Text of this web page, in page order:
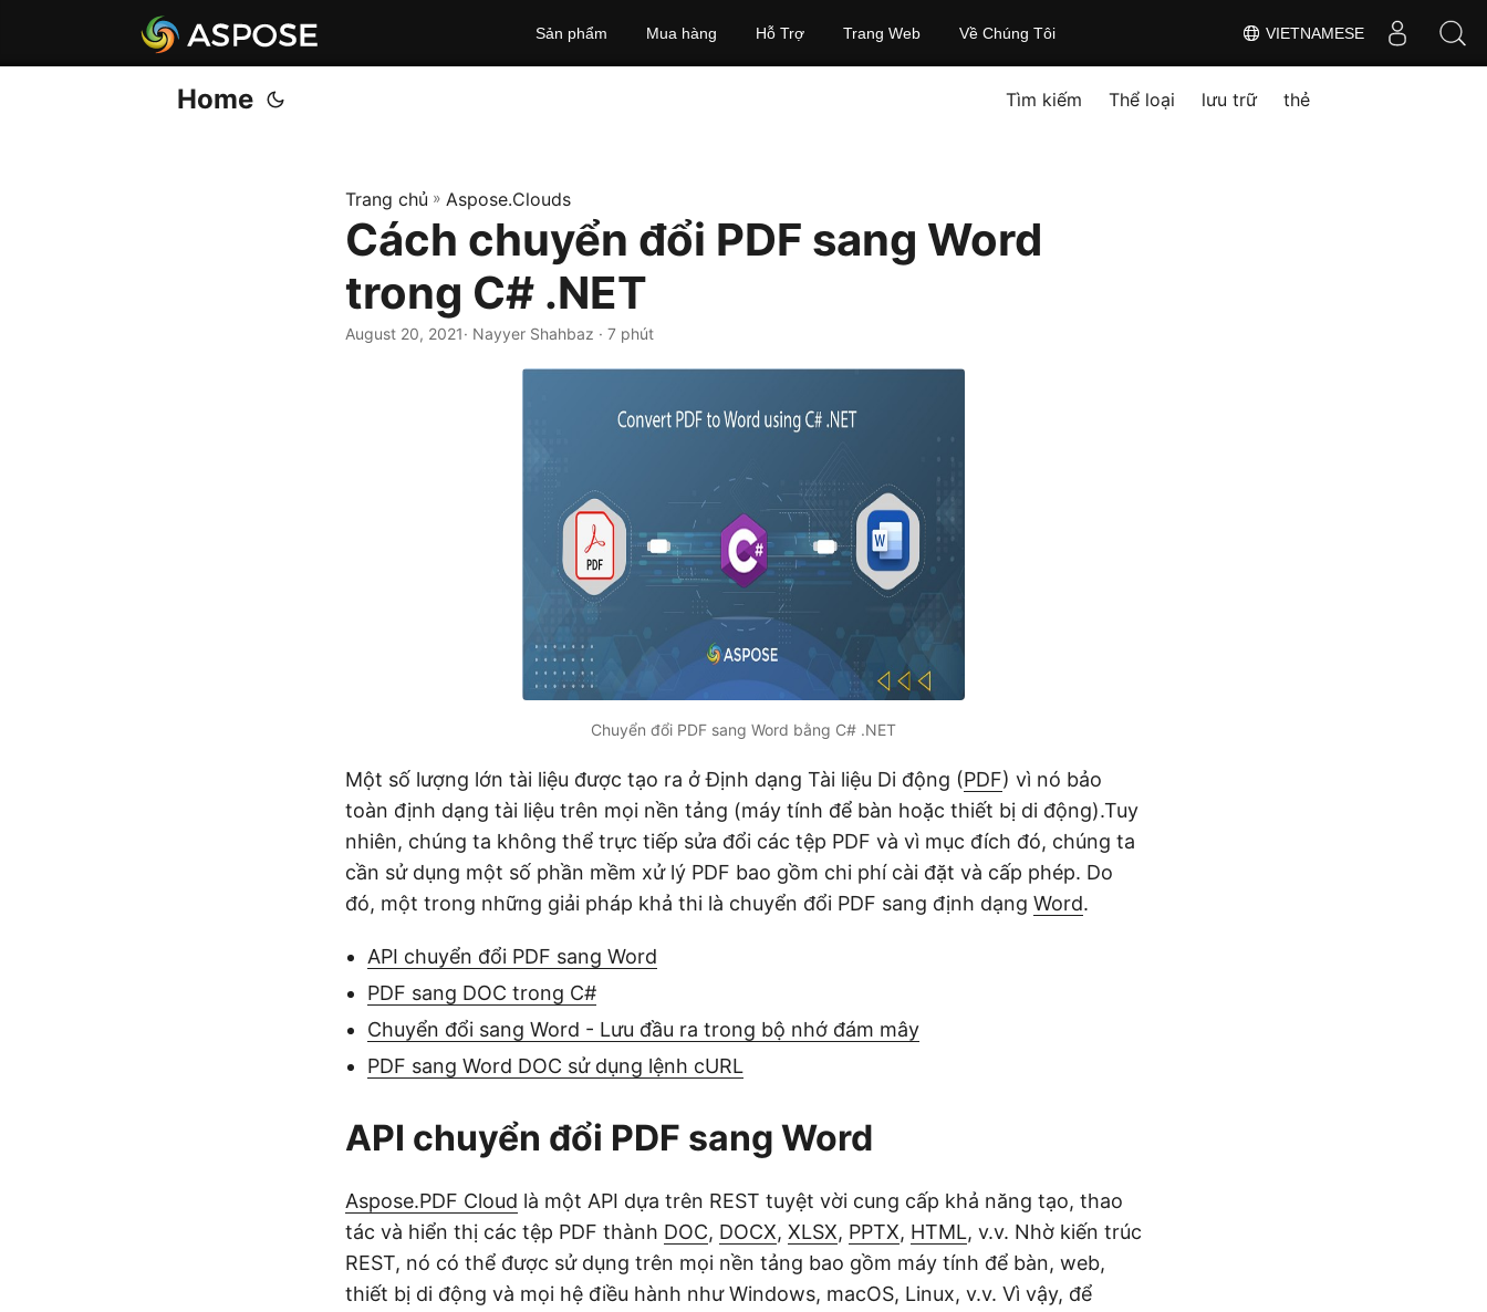
VIETNAMESE
Sản phẩm Mua hàng Hỗ Trợ Trang Web Về Chúng Tôi
Home Tìm kiếm Thể loại lưu trữ thẻ
Trang chủ » Aspose.Clouds
Cách chuyển đổi PDF sang Word
trong C# .NET
August 20, 2021· Nayyer Shahbaz · 7 phút
Chuyển đổi PDF sang Word bằng C# .NET
Một số lượng lớn tài liệu được tạo ra ở Định dạng Tài liệu Di động (PDF) vì nó bảo
toàn định dạng tài liệu trên mọi nền tảng (máy tính để bàn hoặc thiết bị di động).Tuy
nhiên, chúng ta không thể trực tiếp sửa đổi các tệp PDF và vì mục đích đó, chúng ta
cần sử dụng một số phần mềm xử lý PDF bao gồm chi phí cài đặt và cấp phép. Do
đó, một trong những giải pháp khả thi là chuyển đổi PDF sang định dạng Word.
API chuyển đổi PDF sang Word
PDF sang DOC trong C#
Chuyển đổi sang Word - Lưu đầu ra trong bộ nhớ đám mây
PDF sang Word DOC sử dụng lệnh cURL
API chuyển đổi PDF sang Word
Aspose.PDF Cloud là một API dựa trên REST tuyệt vời cung cấp khả năng tạo, thao
tác và hiển thị các tệp PDF thành DOC, DOCX, XLSX, PPTX, HTML, v.v. Nhờ kiến trúc
REST, nó có thể được sử dụng trên mọi nền tảng bao gồm máy tính để bàn, web,
thiết bị di động và mọi hệ điều hành như Windows, macOS, Linux, v.v. Vì vậy, để